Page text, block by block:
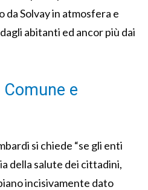
da Solvay in atmosfera e
abitanti ed ancor più dai
Comune e
si chiede “se gli enti
della salute dei cittadini,
incisivamente dato